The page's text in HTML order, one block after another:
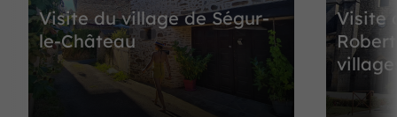
Visite du village de Ségur-
le-Château
Visite